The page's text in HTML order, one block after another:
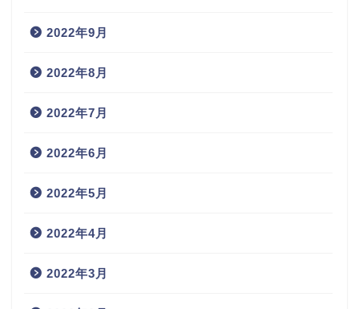
2022年9月
2022年8月
2022年7月
2022年6月
2022年5月
2022年4月
2022年3月